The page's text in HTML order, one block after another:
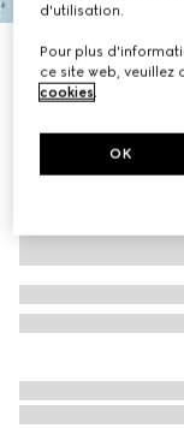
Cardigan en
CA$2,100
d'utilisation.
Pour plus
ce site web, veuillez
cookies.
OK